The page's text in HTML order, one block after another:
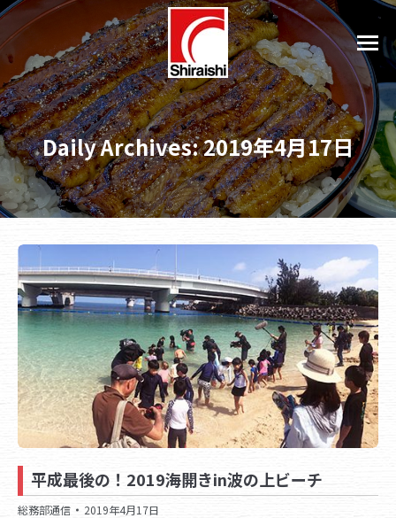
Daily Archives:2019年4月17日
平成最後の！2019海開きin波の上ビーチ
総務部通信 2019年4月17日